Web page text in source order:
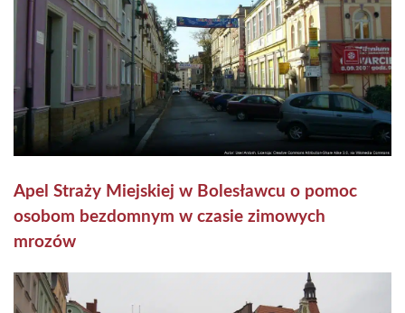
Apel Straży Miejskiej w Bolesławcu o pomoc
osobom bezdomnym w czasie zimowych
mrozów